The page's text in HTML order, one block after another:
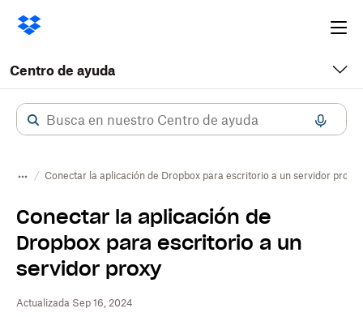
Centro de ayuda
Conectar la aplicación de Dropbox para escritorio a un servidor proxy
Conectar la aplicación de
Dropbox para escritorio a un
servidor proxy
Actualizada Sep 16, 2024